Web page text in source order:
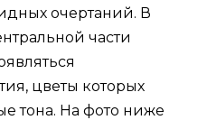
очертаний. В
части
цветы которых
тона. На фото ниже